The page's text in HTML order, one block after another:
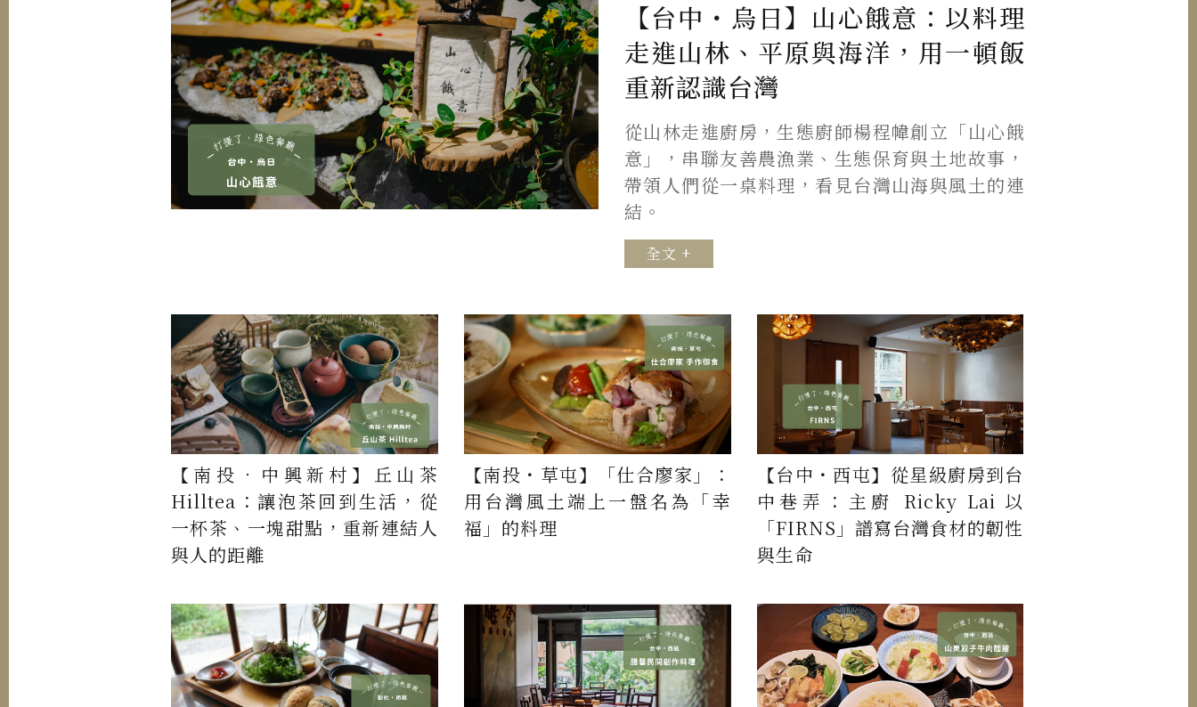
【台中・烏日】山心餓意：以料理
走進山林、平原與海洋，用一頓飯
重新認識台灣
從山林走進廚房，生態廚師楊程幃創立「山心餓
意」，串聯友善農漁業、生態保育與土地故事，
帶領人們從一桌料理，看見台灣山海與風土的連
結。
全文 +
【南投．中興新村】丘山茶
Hilltea：讓泡茶回到生活，從
一杯茶、一塊甜點，重新連結人
與人的距離
【南投・草屯】「仕合廖家」：
用台灣風土端上一盤名為「幸
福」的料理
【台中・西屯】從星級廚房到台
中巷弄：主廚 Ricky Lai 以
「FIRNS」譜寫台灣食材的韌性
與生命